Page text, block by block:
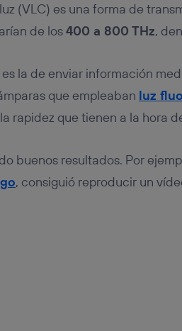
(VLC) es una forma de
de los400 a 800 THz,
la de enviar información
que empleaban luz
rapidez que tienen a la hora
buenos resultados. Por
, consiguió reproducir un